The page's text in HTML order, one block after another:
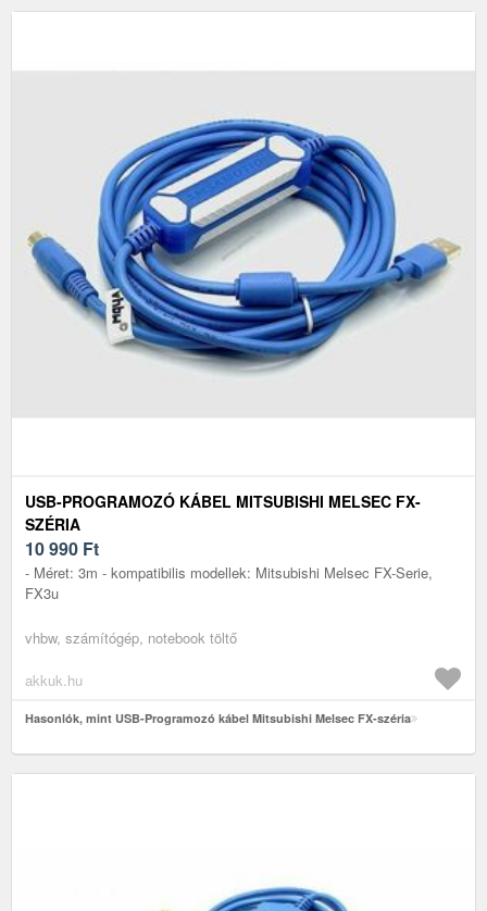
USB-PROGRAMOZÓ KÁBEL MITSUBISHI MELSEC FX-
SZÉRIA
10 990 Ft
- Méret: 3m - kompatibilis modellek: Mitsubishi Melsec FX-Serie,
FX3u
vhbw, számítógép, notebook töltő
akkuk.hu
Hasonlók, mint USB-Programozó kábel Mitsubishi Melsec FX-széria